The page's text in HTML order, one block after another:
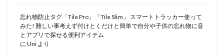
忘れ物防止タグ「Tile Pro」「Tile Slim」 スマートトラッカー使って
みた! 難しい事考えず付けとくだけと簡単で自分や子供の忘れ物に音
とアプリで探せる便利アイテム
に Uni より